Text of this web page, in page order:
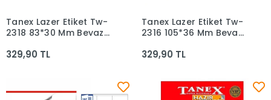
Sepete Ekle
Tanex Lazer Etiket Tw-
2318 83*30 Mm Beyaz
329,90 TL
Sepete Ekle
Tanex Lazer Etiket Tw-
2316 105*36 Mm Beyaz
329,90 TL